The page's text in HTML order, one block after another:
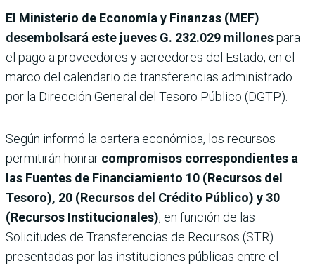
El Ministerio de Economía y Finanzas (MEF)
desembolsará este jueves G. 232.029 millonespara
el pago a proveedores y acreedores del Estado, en el
marco del calendario de transferencias administrado
por la Dirección General del Tesoro Público (DGTP).
Según informó la cartera económica, los recursos
permitirán honrar compromisos correspondientes a
las Fuentes de Financiamiento 10 (Recursos del
Tesoro), 20 (Recursos del Crédito Público) y 30
(Recursos Institucionales), en función de las
Solicitudes de Transferencias de Recursos (STR)
presentadas por las instituciones públicas entre el